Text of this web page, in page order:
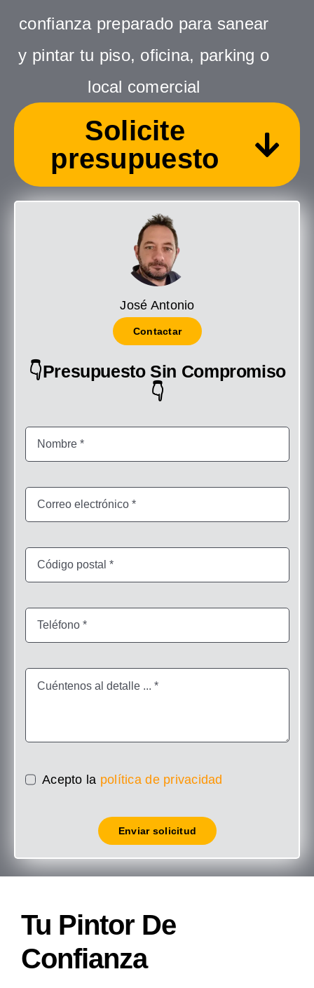
confianza preparado para sanear
y pintar tu piso, oficina, parking o
local comercial
Solicite
presupuesto
José Antonio
Contactar
👇Presupuesto Sin Compromiso
👇
Acepto la política de privacidad
Enviar solicitud
Tu Pintor De
Confianza